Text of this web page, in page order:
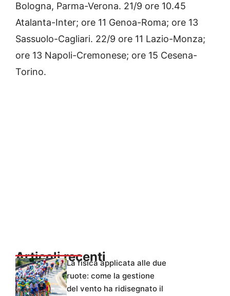
Bologna, Parma-Verona. 21/9 ore 10.45
Atalanta-Inter; ore 11 Genoa-Roma; ore 13
Sassuolo-Cagliari. 22/9 ore 11 Lazio-Monza;
ore 13 Napoli-Cremonese; ore 15 Cesena-
Torino.
Articoli recentiLa fisica applicata alle due
ruote: come la gestione
del vento ha ridisegnato il